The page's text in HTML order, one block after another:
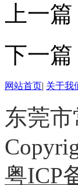
上一篇
下一篇
网站首页| 关于我
东莞
粤ICP